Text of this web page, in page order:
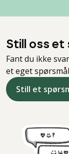
Still oss et
Fant du ikke
et eget
Still et